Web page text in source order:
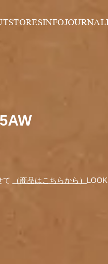
STORESINFOJOURNAL
て （商品はこちらから）